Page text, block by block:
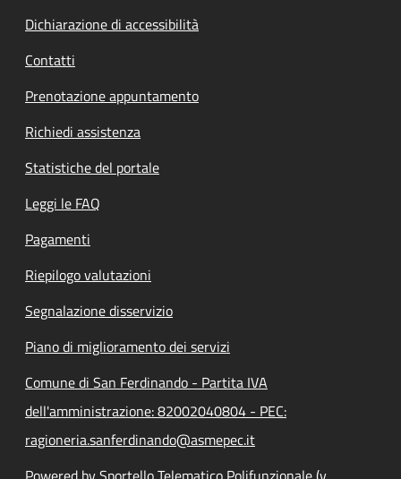
Dichiarazione di accessibilità
Contatti
Prenotazione appuntamento
Richiedi assistenza
Statistiche del portale
Leggi le FAQ
Pagamenti
Riepilogo valutazioni
Segnalazione disservizio
Piano di miglioramento dei servizi
Comune di San Ferdinando - Partita IVA
dell'amministrazione: 82002040804 - PEC:
ragioneria.sanferdinando@asmepec.it